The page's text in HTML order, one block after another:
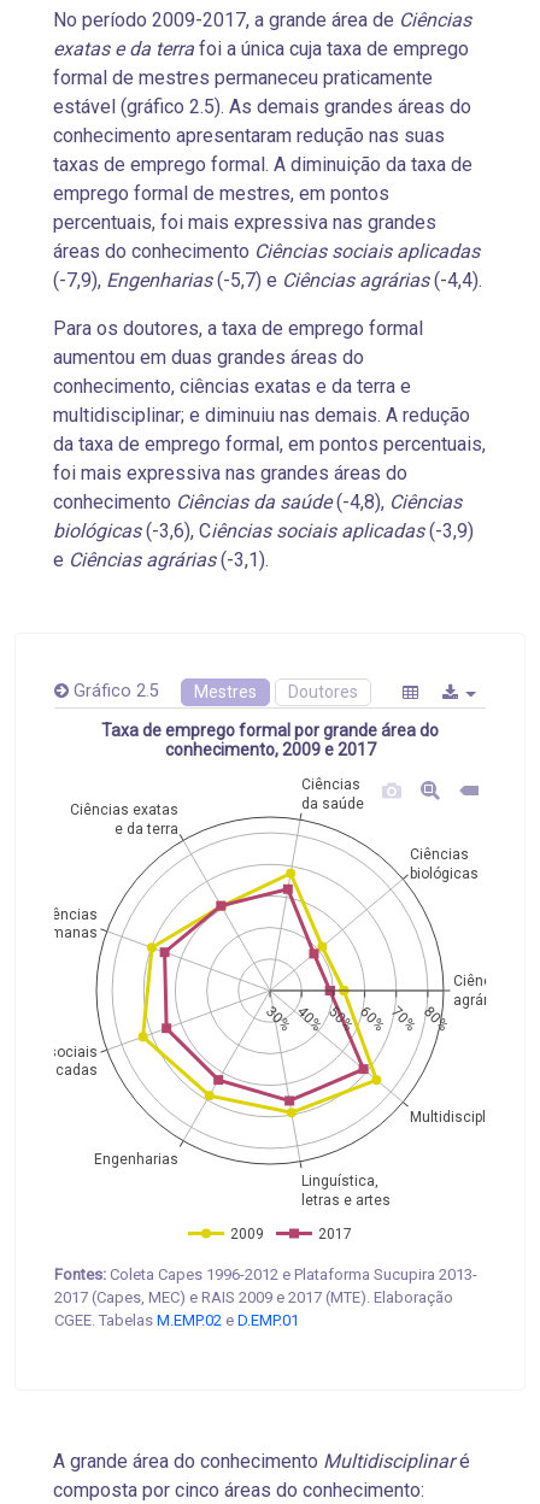
No período 2009-2017, a grande área de Ciências
exatas e da terra foi a única cuja taxa de emprego
formal de mestres permaneceu praticamente
estável (gráfico 2.5). As demais grandes áreas do
conhecimento apresentaram redução nas suas
taxas de emprego formal. A diminuição da taxa de
emprego formal de mestres, em pontos
percentuais, foi mais expressiva nas grandes
áreas do conhecimento Ciências sociais aplicadas
(-7,9), Engenharias(-5,7) e Ciências agrárias(-4,4).
Para os doutores, a taxa de emprego formal
aumentou em duas grandes áreas do
conhecimento, ciências exatas e da terra e
multidisciplinar; e diminuiu nas demais. A redução
da taxa de emprego formal, em pontos percentuais,
foi mais expressiva nas grandes áreas do
conhecimento Ciências da saúde(-4,8), Ciências
biológicas(-3,6), Ciências sociais aplicadas(-3,9)
e Ciências agrárias(-3,1).
Gráfico 2.5 Mestres Doutores
Taxa de emprego formal por grande área do
conhecimento, 2009 e 2017
Ciências
agrárias
Ciências
biológicas
Ciências
da saúde
Ciências exatas
e da terra
Ciências
humanas
sociais
aplicadas
Engenharias
Linguística,
letras e artes
Multidisciplinar
30%40%50%60% 70% 80%
2009 2017
Fontes: Coleta Capes 1996-2012 e Plataforma Sucupira 2013-
2017 (Capes, MEC) e RAIS 2009 e 2017 (MTE). Elaboração
CGEE. Tabelas M.EMP.02 e D.EMP.01
A grande área do conhecimento Multidisciplinaré
composta por cinco áreas do conhecimento: